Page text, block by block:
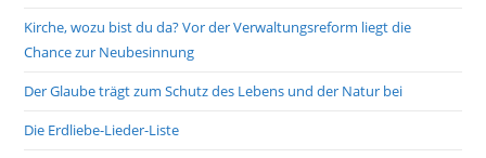
Kirche, wozu bist du da? Vor der Verwaltungsreform liegt die
Chance zur Neubesinnung
Der Glaube trägt zum Schutz des Lebens und der Natur bei
Die Erdliebe-Lieder-Liste